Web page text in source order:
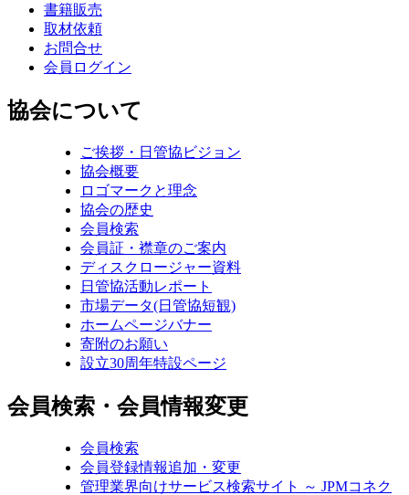
書籍販売
取材依頼
お問合せ
会員ログイン
協会について
ご挨拶・日管協ビジョン
協会概要
ロゴマークと理念
協会の歴史
会員検索
会員証・襟章のご案内
ディスクロージャー資料
日管協活動レポート
市場データ(日管協短観)
ホームページバナー
寄附のお願い
設立30周年特設ページ
会員検索・会員情報変更
会員検索
会員登録情報追加・変更
管理業界向けサービス検索サイト ～ JPMコネク